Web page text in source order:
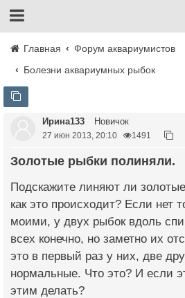
Главная
Форум аквариумистов
Болезни аквариумных рыбок
Ирина133 Новичок
27 июн 2013, 20:10 1491
Золотые рыбки полиняли.
Подскажите линяют ли
как это происходит? Если нет
моими, у двух рыбок вдоль
всех конечно, но заметно их
это в первый раз у них, две
нормальные. Что это? И если
этим делать?